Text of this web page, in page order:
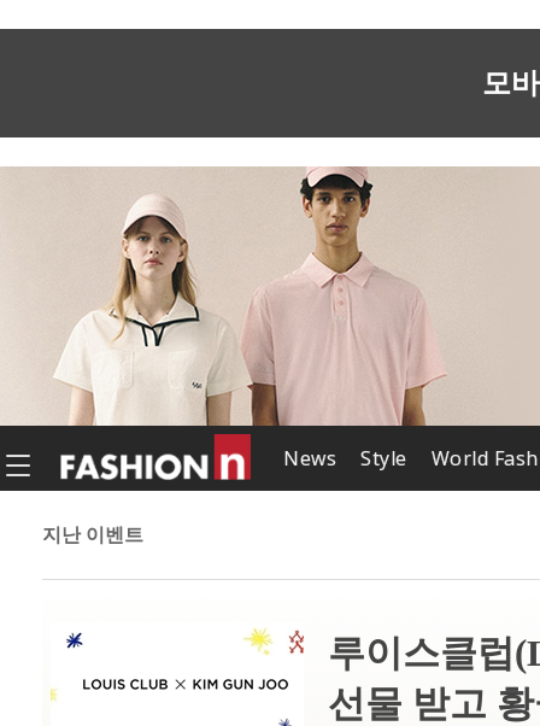
모
News Style World
지난 이벤트
루이스클럽
선물 받고